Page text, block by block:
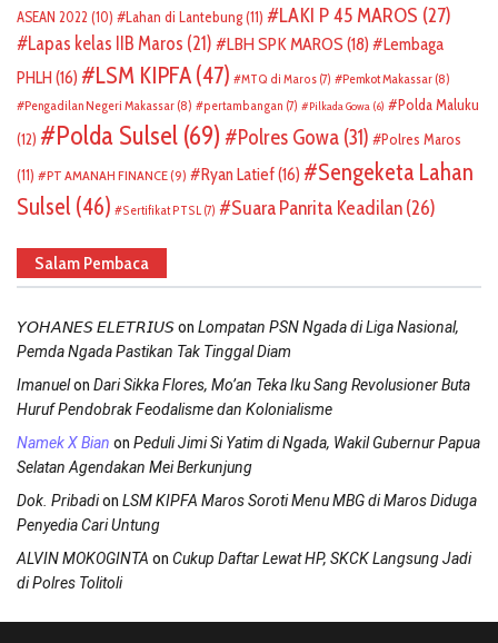
ASEAN 2022 (10) Lahan di Lantebung(11) LAKI P 45 MAROS (27)
Lapas kelas IIB Maros (21) LBH SPK MAROS (18)
Lembaga
PHLH (16) LSM KIPFA (47) MTQ di Maros (7) Pemkot Makassar (8)
Pengadilan Negeri Makassar (8) pertambangan (7) Pilkada Gowa (6)
Polda Maluku
(12)
Polda Sulsel (69) Polres Gowa (31)
Polres Maros
(11)
PT AMANAH FINANCE(9) Ryan Latief(16)
Sengeketa Lahan
Sulsel (46) Sertifikat PTSL (7) Suara Panrita Keadilan(26)
Salam Pembaca
𝘠𝘖𝘏𝘈𝘕𝘌𝘚 𝘌𝘓𝘌𝘛𝘙𝘐𝘜𝘚on Lompatan PSN Ngada di Liga Nasional,
Pemda Ngada Pastikan Tak Tinggal Diam
Imanuelon Dari Sikka Flores, Mo’an Teka Iku Sang Revolusioner Buta
Huruf Pendobrak Feodalisme dan Kolonialisme
Namek X Bian on Peduli Jimi Si Yatim di Ngada, Wakil Gubernur Papua
Selatan Agendakan Mei Berkunjung
Dok. Pribadion LSM KIPFA Maros Soroti Menu MBG di Maros Diduga
Penyedia Cari Untung
ALVIN MOKOGINTA on Cukup Daftar Lewat HP, SKCK Langsung Jadi
di Polres Tolitoli